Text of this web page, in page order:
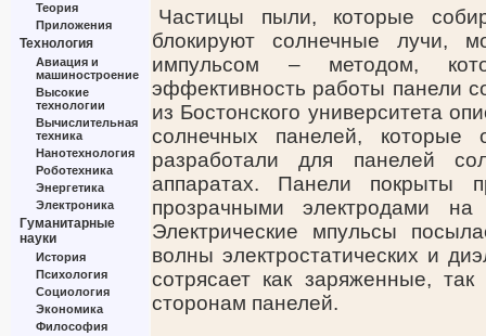
Теория
Приложения
Технология
Авиация и
машиностроение
Высокие
технологии
Вычислительная
техника
Нанотехнология
Роботехника
Энергетика
Электроника
Гуманитарные
науки
История
Психология
Социология
Экономика
Философия
Частицы пыли, которые
блокируют солнечные лучи,
импульсом – методом,
эффективность работы панели
из Бостонского университета
солнечных панелей, которые
разработали для панелей
аппаратах. Панели покрыты
прозрачными электродами
Электрические мпульсы
волны электростатических и
сотрясает как заряженные,
сторонам панелей.